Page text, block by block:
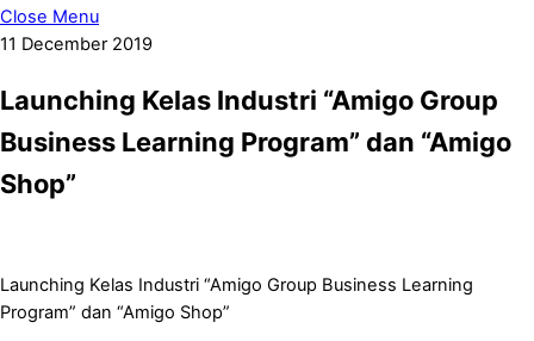
Close Menu
11 December 2019
Launching Kelas Industri “Amigo Group
Business Learning Program” dan “Amigo
Shop”
Launching Kelas Industri “Amigo Group Business Learning
Program” dan “Amigo Shop”